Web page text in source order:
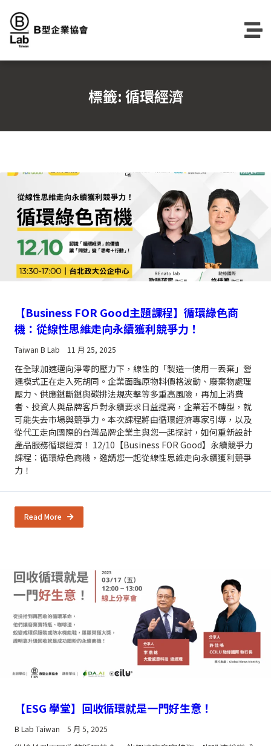
content
標籤: 循環經濟
【Business FOR Good主題課程】循環綠色商
機：從線性思維走向永續獲利競爭力！
Taiwan B Lab 11 月 25, 2025
在全球加速邁向淨零的壓力下，線性的「製造—使用—丟棄」營
運模式正在走入死胡同。企業面臨原物料價格波動、廢棄物處理
壓力、供應鏈斷鏈與碳排法規夾擊等多重高風險，再加上消費
者、投資人與品牌客戶對永續要求日益提高，企業若不轉型，就
可能失去市場與競爭力。本次課程將由循環經濟專家引導，以及
從代工走向國際的台灣品牌企業主與您一起探討，如何重新設計
產品服務循環經濟！ 12/10【Business FOR Good】永續競爭力
課程：循環綠色商機，邀請您一起從線性思維走向永續獲利競爭
力！
Read More
【ESG 學堂】回收循環就是一門好生意！
B Lab Taiwan 5 月 5, 2025